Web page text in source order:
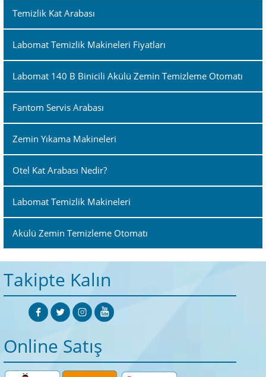
Temizlik Kat Arabası
Labomat Temizlik Makineleri Fiyatları
Labomat 140 B Binicili Akülü Zemin Temizleme Otomatı
Fantom Servis Arabası
Zemin Yıkama Makineleri
Otel Kat Arabası Nedir?
Labomat Temizlik Makineleri
Akülü Zemin Temizleme Otomatı
Takipte Kalın
Online Satış